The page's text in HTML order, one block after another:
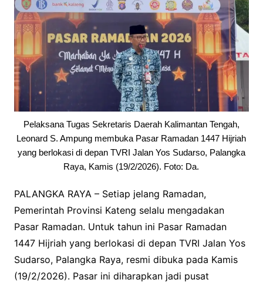
Pelaksana Tugas Sekretaris Daerah Kalimantan Tengah,
Leonard S. Ampung membuka Pasar Ramadan 1447 Hijriah
yang berlokasi di depan TVRI Jalan Yos Sudarso, Palangka
Raya, Kamis (19/2/2026). Foto: Da.
PALANGKA RAYA – Setiap jelang Ramadan,
Pemerintah Provinsi Kateng selalu mengadakan
Pasar Ramadan. Untuk tahun ini Pasar Ramadan
1447 Hijriah yang berlokasi di depan TVRI Jalan Yos
Sudarso, Palangka Raya, resmi dibuka pada Kamis
(19/2/2026). Pasar ini diharapkan jadi pusat